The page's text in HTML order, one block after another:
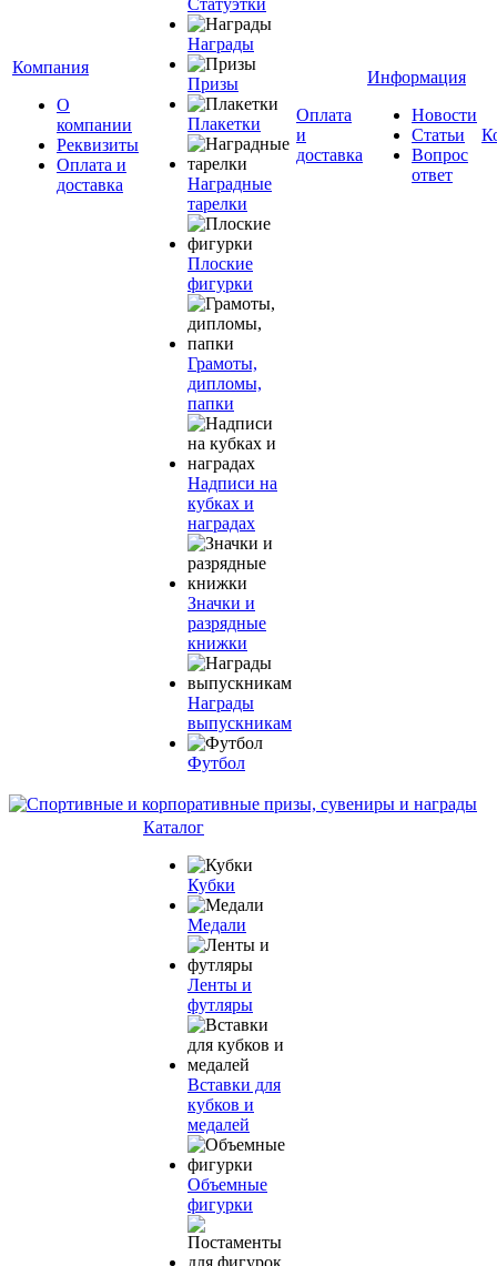
Компания
О
компании
Реквизиты
Оплата и
доставка
Статуэтки
Награды
Призы
Плакетки
Наградные
тарелки
Плоские
фигурки
Грамоты,
дипломы,
папки
Надписи на
кубках и
наградах
Значки и
разрядные
книжки
Награды
выпускникам
Футбол
Оплата
и
доставка
Информация
Новости
Статьи
Вопрос
ответ
Каталог
Кубки
Медали
Ленты и
футляры
Вставки для
кубков и
медалей
Объемные
фигурки